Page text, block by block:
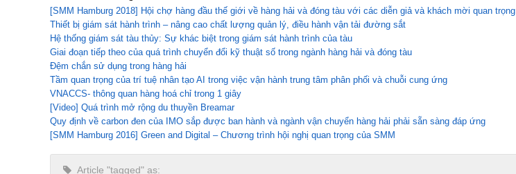
[SMM Hamburg 2018] Hội chợ hàng đầu thế giới về hàng hải và đóng tàu với các diễn giả và khách mời quan trọng
Thiết bị giám sát hành trình – nâng cao chất lượng quản lý, điều hành vận tải đường sắt
Hệ thống giám sát tàu thủy: Sự khác biệt trong giám sát hành trình của tàu
Giai đoạn tiếp theo của quá trình chuyển đổi kỹ thuật số trong ngành hàng hải và đóng tàu
Đệm chắn sử dụng trong hàng hải
Tầm quan trọng của trí tuệ nhân tạo AI trong việc vận hành trung tâm phân phối và chuỗi cung ứng
VNACCS- thông quan hàng hoá chỉ trong 1 giây
[Video] Quá trình mở rộng du thuyền Breamar
Quy định về carbon đen của IMO sắp được ban hành và ngành vận chuyển hàng hải phải sẵn sàng đáp ứng
[SMM Hamburg 2016] Green and Digital – Chương trình hội nghị quan trọng của SMM
Article "tagged" as: